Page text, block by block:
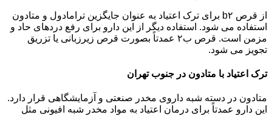
از قرص b۲ برای ترک اعتیاد به عنوان جایگزین ترامادول و متادون
استفاده می شود. استفاده دیگر از این دارو برای رفع دردهای حاد و
مزمن است. قرص ب۲ عمدتاً بصورت قرص زیرزبانی یا تزریق
تجویز می شود.
ترک اعتیاد با متادون در جنوب تهران
متادون در دسته شبه داروی مخدر صنعتی و آزمایشگاهی قرار دارد.
این دارو عمدتاً برای درمان اعتیاد به مواد مخدر شبه افیونی مثل